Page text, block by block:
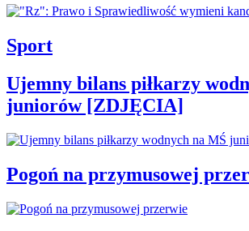
Sport
Ujemny bilans piłkarzy
juniorów [ZDJĘCIA]
Pogoń na przymusowej